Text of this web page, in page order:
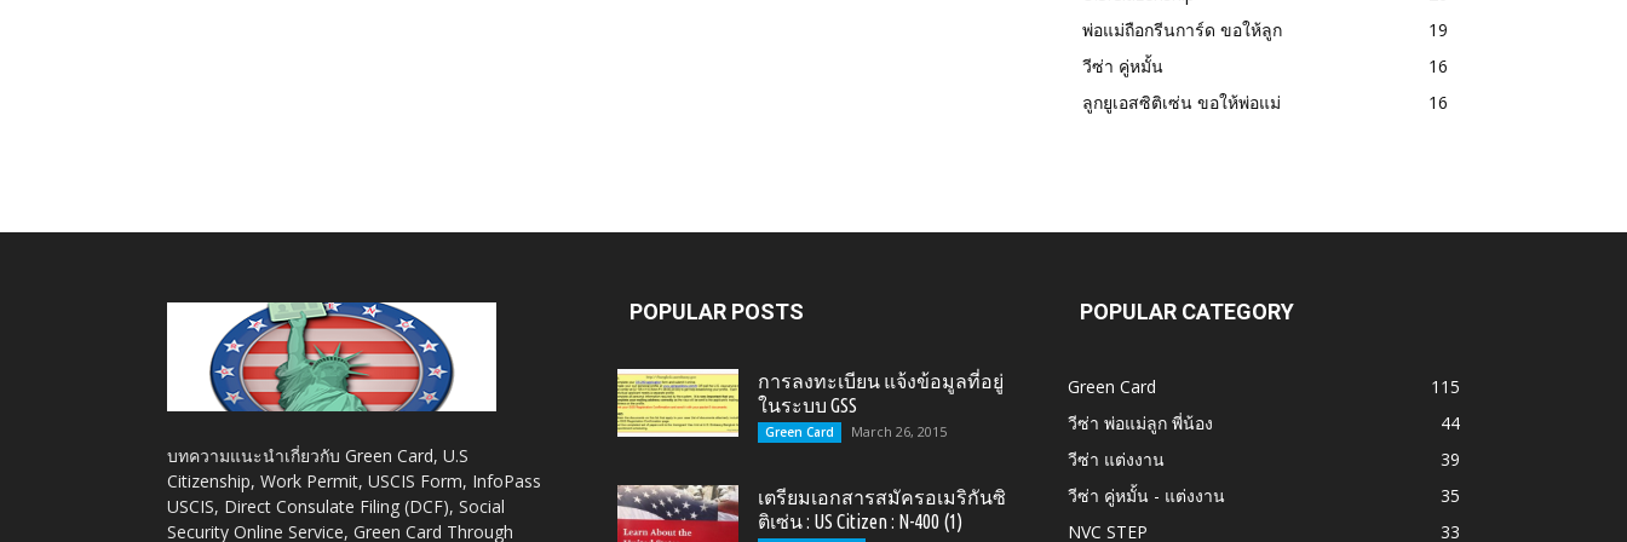
Citizen,
พ่อแม่ถือกรีนการ์ด ขอให้ลูก
19
วีซ่า คู่หมั้น
16
ลูกยูเอสซิติเซ่น ขอให้พ่อแม่
16
บทความแนะนำเกี่ยวกับ Green Card, U.S
Citizenship, Work Permit, USCIS Form, InfoPass
USCIS, Direct Consulate Filing (DCF), Social
Security Online Service, Green Card Through
POPULAR POSTS
การลงทะเบียน แจ้งข้อมูลที่อยู่
ในระบบ GSS
Green Card March 26, 2015
เตรียมเอกสารสมัครอเมริกันซิ
ติเซ่น : US Citizen : N-400 (1)
POPULAR CATEGORY
Green Card
115
วีซ่า พ่อแม่ลูก พี่น้อง
44
วีซ่า แต่งงาน
39
วีซ่า คู่หมั้น - แต่งงาน
35
NVC STEP
33